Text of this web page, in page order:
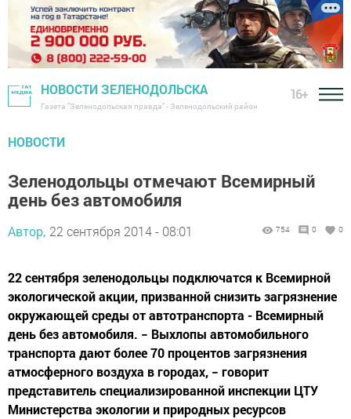
НОВОСТИ ЗЕЛЕНОДОЛЬСКА
Газета "Зеленодольская правда" - Зеленодольский район
16+
НОВОСТИ
Зеленодольцы отмечают Всемирный
день без автомобиля
Автор, 22 сентября 2014 - 08:01 754 0 0
22 сентября зеленодольцы подключатся к Всемирной
экологической акции, призванной снизить загрязнение
окружающей среды от автотранспорта - Всемирный
день без автомобиля. − Выхлопы автомобильного
транспорта дают более 70 процентов загрязнения
атмосферного воздуха в городах, − говорит
представитель специализированной инспекции ЦТУ
Министерства экологии и природных ресурсов